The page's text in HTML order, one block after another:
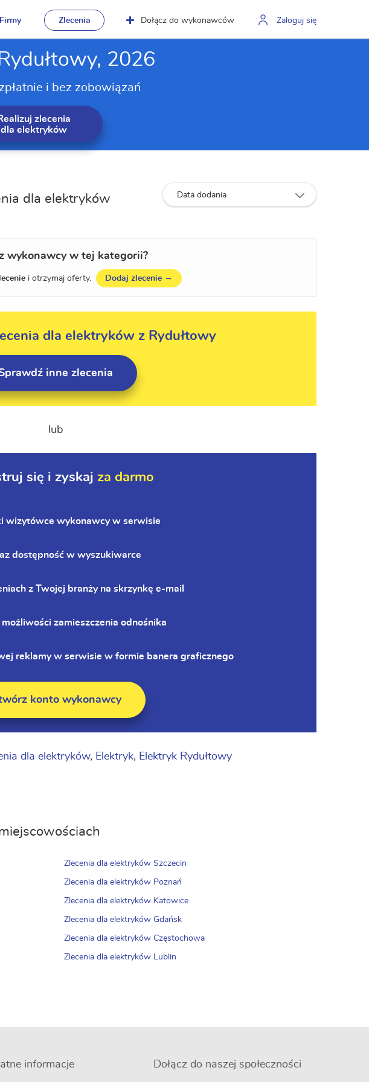
Firmy Zlecenia Dołącz do wykonawców Zaloguj się
2026
i bez zobowiązań
zlecenia
dla elektryków
Data dodania
dla elektryków
wykonawcy w tej kategorii?
i otrzymaj oferty. Dodaj zlecenie →
dla elektryków z Rydułtowy
inne zlecenia
lub
się i zyskaj za darmo
wizytówce wykonawcy w serwisie
dostępność w wyszukiwarce
z Twojej branży na skrzynkę e-mail
zamieszczenia odnośnika
reklamy w serwisie w formie banera graficznego
konto wykonawcy
dla elektryków, Elektryk, Elektryk Rydułtowy
Zlecenia dla elektryków Szczecin
Zlecenia dla elektryków Poznań
Zlecenia dla elektryków Katowice
Zlecenia dla elektryków Gdańsk
Zlecenia dla elektryków Częstochowa
Zlecenia dla elektryków Lublin
informacje Dołącz do naszej społeczności